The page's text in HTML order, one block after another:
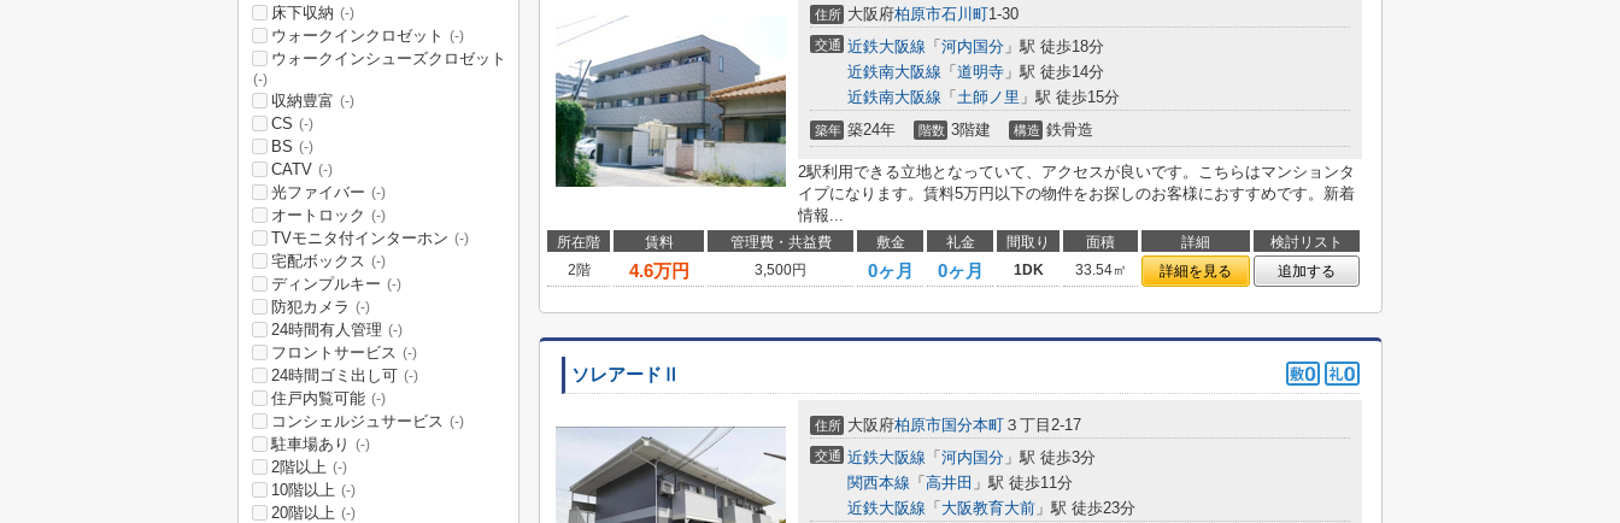
住所 大阪府柏原市石川町1-30
交通 近鉄大阪線 「 河内国分 」駅 徒歩18分
近鉄南大阪線 「 道明寺 」駅 徒歩14分
近鉄南大阪線 「 土師ノ里 」駅 徒歩15分
築年 築24年 階数 3階建 構造 鉄骨造
2駅利用できる立地となっていて、アクセスが良いです。こちらはマンションタ
イプになります。賃料5万円以下の物件をお探しのお客様におすすめです。新着
情報...
所在階 賃料 管理費・共益費 敷金 礼金 間取り 面積 詳細
検討リスト
2階
4.6万円 3,500円 0ヶ月 0ヶ月 1DK 33.54㎡ 詳細を見る 追加する
ソレアードⅡ
住所 大阪府柏原市国分本町 ３丁目2-17
交通 近鉄大阪線 「 河内国分 」駅 徒歩3分
関西本線 「 高井田 」駅 徒歩11分
近鉄大阪線 「 大阪教育大前 」駅 徒歩23分
床下収納 (-)
ウォークインクロゼット (-)
ウォークインシューズクロゼット
(-)
収納豊富 (-)
CS (-)
BS (-)
CATV (-)
光ファイバー (-)
オートロック (-)
TVモニタ付インターホン (-)
宅配ボックス (-)
ディンプルキー (-)
防犯カメラ (-)
24時間有人管理 (-)
フロントサービス (-)
24時間ゴミ出し可 (-)
住戸内覧可能 (-)
コンシェルジュサービス (-)
駐車場あり (-)
2階以上 (-)
10階以上 (-)
20階以上 (-)